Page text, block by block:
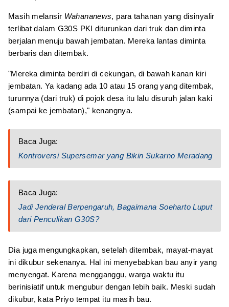
Masih melansir Wahananews, para tahanan yang disinyalir
terlibat dalam G30S PKI diturunkan dari truk dan diminta
berjalan menuju bawah jembatan. Mereka lantas diminta
berbaris dan ditembak.
"Mereka diminta berdiri di cekungan, di bawah kanan kiri
jembatan. Ya kadang ada 10 atau 15 orang yang ditembak,
turunnya (dari truk) di pojok desa itu lalu disuruh jalan kaki
(sampai ke jembatan)," kenangnya.
Baca Juga:
Kontroversi Supersemar yang Bikin Sukarno Meradang
Baca Juga:
Jadi Jenderal Berpengaruh, Bagaimana Soeharto Luput
dari Penculikan G30S?
Dia juga mengungkapkan, setelah ditembak, mayat-mayat
ini dikubur sekenanya. Hal ini menyebabkan bau anyir yang
menyengat. Karena mengganggu, warga waktu itu
berinisiatif untuk mengubur dengan lebih baik. Meski sudah
dikubur, kata Priyo tempat itu masih bau.